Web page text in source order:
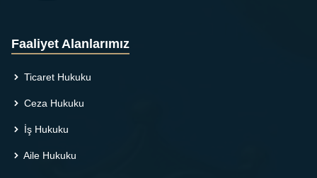
Faaliyet Alanlarımız
Ticaret Hukuku
Ceza Hukuku
İş Hukuku
Aile Hukuku